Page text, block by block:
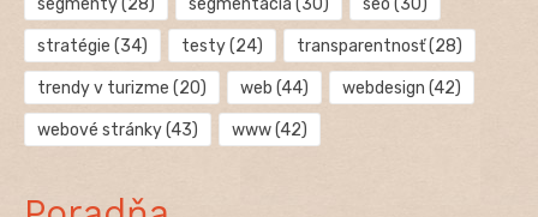
segmenty(28) segmentácia (30) seo (30)
stratégie (34) testy(24) transparentnosť(28)
trendy v turizme (20) web (44) webdesign (42)
webové stránky(43) www(42)